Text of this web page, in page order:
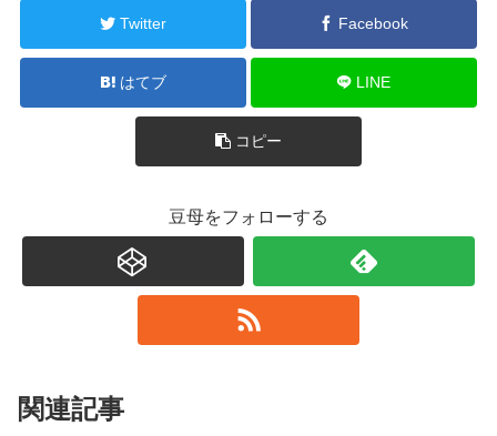
Twitter Facebook
はてブ LINE
コピー
豆母をフォローする
関連記事